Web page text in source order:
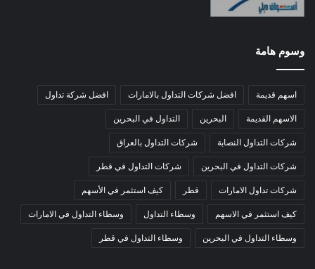
وسوم هامة
اسهم قديمة افضل شركات التداول بالامارات افضل شركة تداول
الاسهم القديمة البحرين التداول في البحرين
شركات التداول النصابة شركات التداول بالعراق
شركات التداول في البحرين شركات التداول في قطر
شركات تداول الامارات قطر كيف استثمر في الأسهم
كيف استثمر في الاسهم وسطاء التداول وسطاء التداول في الامارات
وسطاء التداول في البحرين وسطاء التداول في قطر